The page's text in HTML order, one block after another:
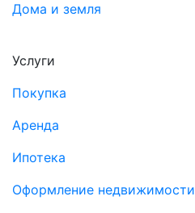
Дома и земля
Услуги
Покупка
Аренда
Ипотека
Оформление недвижимости